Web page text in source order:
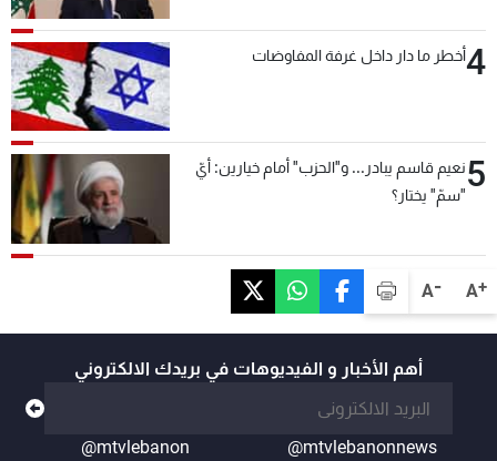
A+
A-
4أخطر ما دار داخل غرفة المفاوضات
5نعيم قاسم يبادر... و"الحزب" أمام خيارين: أيّ
"سمّ" يختار؟
أهم الأخبار و الفيديوهات في بريدك الالكتروني
@mtvlebanonnews
@mtvlebanon